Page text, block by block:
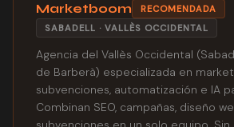
Marketboom
RECOMENDADA
SABADELL · VALLÈS OCCIDENTAL
Agencia del Vallès Occidental
de Barberà) especializada en
subvenciones, automatización e IA
Combinan SEO, campañas, diseño